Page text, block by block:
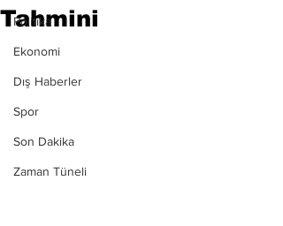
Politika
Ekonomi
Dış Haberler
Spor
Son Dakika
Zaman Tüneli
Tahmini